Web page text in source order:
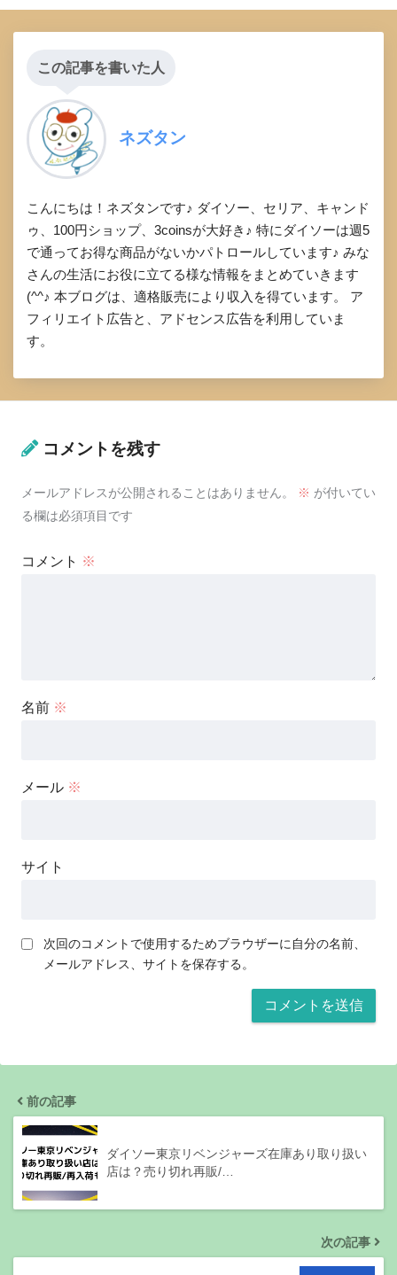
この記事を書いた人
ネズタン
こんにちは！ネズタンです♪ ダイソー、セリア、キャンド
ゥ、100円ショップ、3coinsが大好き♪ 特にダイソーは週5
で通ってお得な商品がないかパトロールしています♪ みな
さんの生活にお役に立てる様な情報をまとめていきます
(^^♪ 本ブログは、適格販売により収入を得ています。 ア
フィリエイト広告と、アドセンス広告を利用していま
す。
コメントを残す
メールアドレスが公開されることはありません。 ※ が付いてい
る欄は必須項目です
コメント ※
名前 ※
メール ※
サイト
次回のコメントで使用するためブラウザーに自分の名前、
メールアドレス、サイトを保存する。
前の記事
ダイソー東京リベンジャーズ在庫あり取り扱い
店は？売り切れ再販/…
次の記事